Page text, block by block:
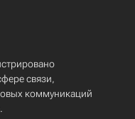
связи,
коммуникаций